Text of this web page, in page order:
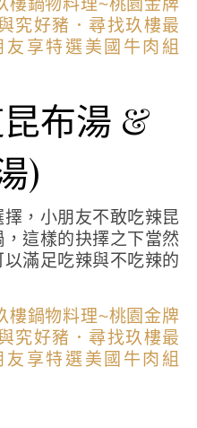
布湯 &
)
，小朋友不敢吃辣昆
這樣的抉擇之下當然
滿足吃辣與不吃辣的